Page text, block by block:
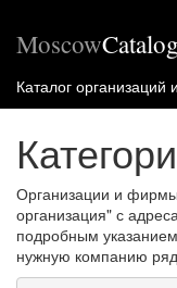
MoscowCatalog
Каталог
Организации и фирмы
организация" с
подробным
нужную компанию